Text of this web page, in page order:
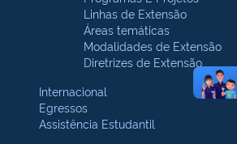
Linhas de Extensão
Áreas temáticas
Modalidades de Extensão
Diretrizes de Extensão
Internacional
Egressos
Assistência Estudantil